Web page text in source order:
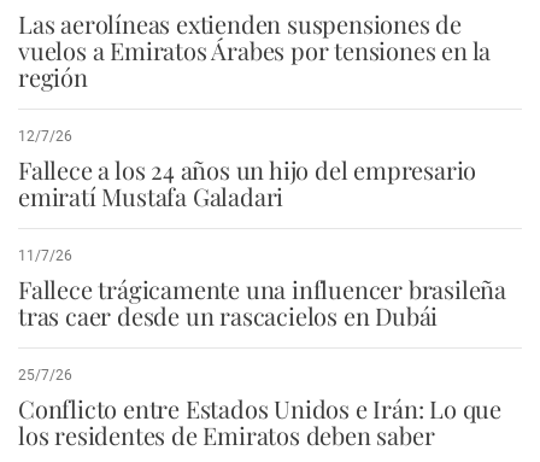
Las aerolíneas extienden suspensiones de
vuelos a Emiratos Árabes por tensiones en la
región
12/7/26
Fallece a los 24 años un hijo del empresario
emiratí Mustafa Galadari
11/7/26
Fallece trágicamente una influencer brasileña
tras caer desde un rascacielos en Dubái
25/7/26
Conflicto entre Estados Unidos e Irán: Lo que
los residentes de Emiratos deben saber